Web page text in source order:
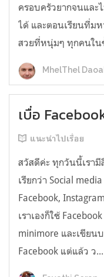
ครอบครัวยากจนและ
ได้ และตอนเรียนที่ม
สวยที่หนุ่มๆ ทุกคนใน
MhelThel
เบื่อ
แนะนำไปเรื่อย
สวัสดีค่ะ ทุกวันนี้เรา
เรียกว่า Social
Facebook,
เราเองก็ใช้
minimore และเขีย
Facebook แต่แล้ว ว...